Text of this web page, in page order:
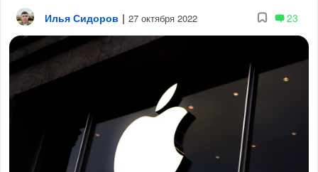
Илья Сидоров | 27 октября 2022 23